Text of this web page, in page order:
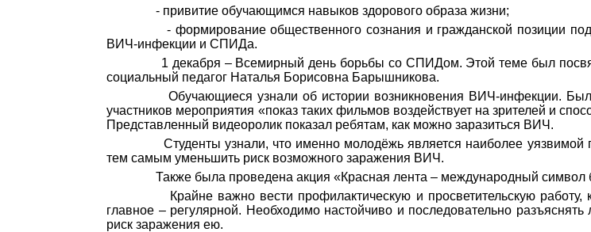
- привитие обучающимся навыков здорового образа жизни;
- формирование общественного сознания и гражданской позиции
ВИЧ-инфекции и СПИДа.
1 декабря – Всемирный день борьбы со СПИДом. Этой теме был
социальный педагог Наталья Борисовна Барышникова.
Обучающиеся узнали об истории возникновения ВИЧ-инфекции.
участников мероприятия «показ таких фильмов воздействует на зрителей и
Представленный видеоролик показал ребятам, как можно заразиться ВИЧ.
Студенты узнали, что именно молодёжь является наиболее уязвимой
тем самым уменьшить риск возможного заражения ВИЧ.
Также была проведена акция «Красная лента – международный
Крайне важно вести профилактическую и просветительскую работу,
главное – регулярной. Необходимо настойчиво и последовательно
риск заражения ею.